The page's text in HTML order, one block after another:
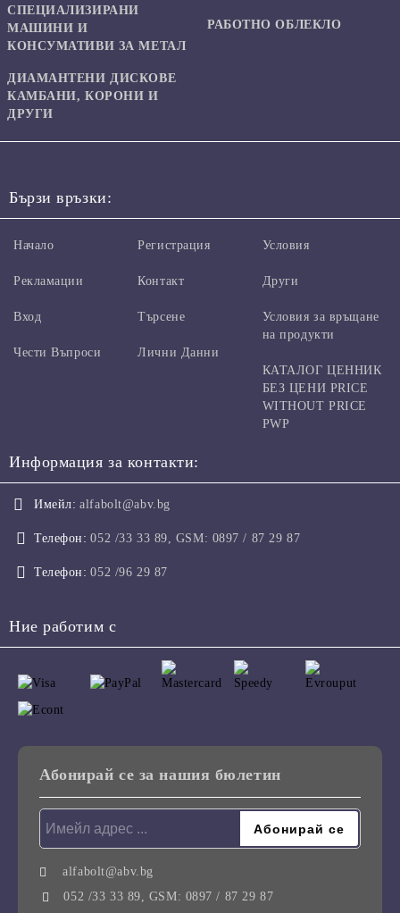
СПЕЦИАЛИЗИРАНИ
МАШИНИ И
КОНСУМАТИВИ ЗА МЕТАЛ
ДИАМАНТЕНИ ДИСКОВЕ
КАМБАНИ, КОРОНИ И
ДРУГИ
РАБОТНО ОБЛЕКЛО
Бързи връзки:
Начало
Рекламации
Вход
Чести Въпроси
Регистрация
Контакт
Търсене
Лични Данни
Условия
Други
Условия за връщане
на продукти
КАТАЛОГ ЦЕННИК
БЕЗ ЦЕНИ PRICE
WITHOUT PRICE
PWP
Информация за контакти:
Имейл: alfabolt@abv.bg
Телефон: 052 /33 33 89, GSM: 0897 / 87 29 87
Телефон: 052 /96 29 87
Ние работим с
Абонирай се за нашия бюлетин
alfabolt@abv.bg
052 /33 33 89, GSM: 0897 / 87 29 87